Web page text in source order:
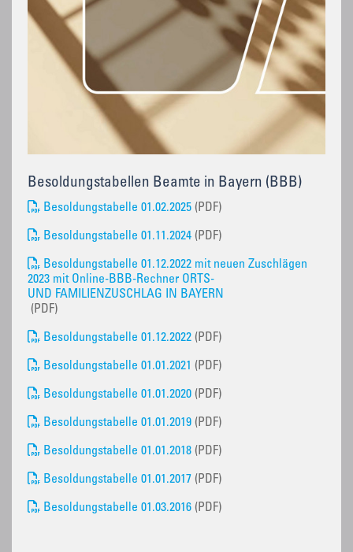
Besoldungstabellen Beamte in Bayern (BBB)
Besoldungstabelle 01.02.2025 (PDF)
Besoldungstabelle 01.11.2024 (PDF)
Besoldungstabelle 01.12.2022 mit neuen Zuschlägen
2023 mit Online-BBB-Rechner ORTS-
UND FAMILIENZUSCHLAG IN BAYERN
(PDF)
Besoldungstabelle 01.12.2022 (PDF)
Besoldungstabelle 01.01.2021 (PDF)
Besoldungstabelle 01.01.2020 (PDF)
Besoldungstabelle 01.01.2019 (PDF)
Besoldungstabelle 01.01.2018 (PDF)
Besoldungstabelle 01.01.2017 (PDF)
Besoldungstabelle 01.03.2016 (PDF)